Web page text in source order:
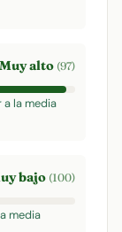
Muy alto (97)
a la media
bajo (100)
media